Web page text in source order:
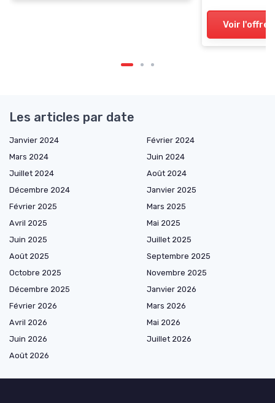
Voir l'offre
Les articles par date
Janvier 2024
Février 2024
Mars 2024
Juin 2024
Juillet 2024
Août 2024
Décembre 2024
Janvier 2025
Février 2025
Mars 2025
Avril 2025
Mai 2025
Juin 2025
Juillet 2025
Août 2025
Septembre 2025
Octobre 2025
Novembre 2025
Décembre 2025
Janvier 2026
Février 2026
Mars 2026
Avril 2026
Mai 2026
Juin 2026
Juillet 2026
Août 2026